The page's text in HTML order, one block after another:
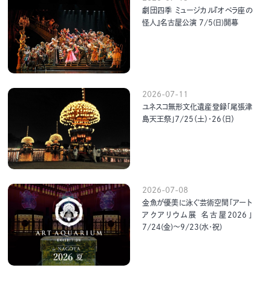
劇団四季 ミュージカル『オペラ座の
怪人』名古屋公演 7/5(日)開幕
2026-07-11
ユネスコ無形文化遺産登録「尾張津
島天王祭」7/25（土）・26（日）
2026-07-08
金魚が優美に泳ぐ芸術空間「アート
アクアリウム展 名古屋2026」
7/24(金)～9/23(水･祝)